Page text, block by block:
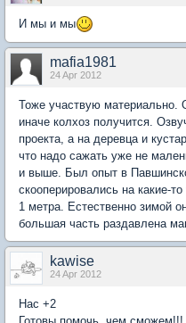
И мы и мы
mafia1981
24 Apr 2012
Тоже участвую материально.
иначе колхоз получится.
проекта, а на деревца и
что надо сажать уже не
и выше. Был опыт в
скооперировались на какие-
1 метра. Естественно зимой
большая часть раздавлена
kawise
24 Apr 2012
Нас +2